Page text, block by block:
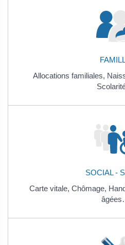
Allocations familiales,
SOCIAL -
Carte vitale, Chômage,